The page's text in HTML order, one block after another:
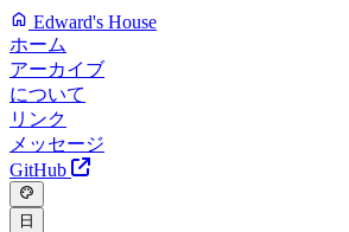
Edward's House
ホーム
アーカイブ
について
リンク
メッセージ
GitHub
日